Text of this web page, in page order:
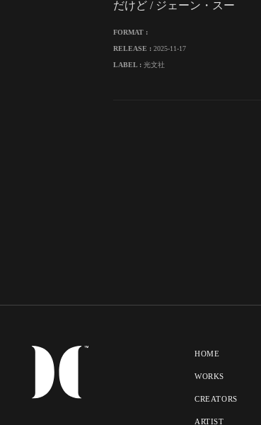
だけど / ジェーン・スー
FORMAT :
RELEASE : 2025-11-17
LABEL : 光文社
HOME
WORKS
CREATORS
ARTIST